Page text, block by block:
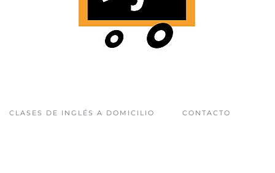
CLASES DE INGLÉS A DOMICILIO CONTACTO